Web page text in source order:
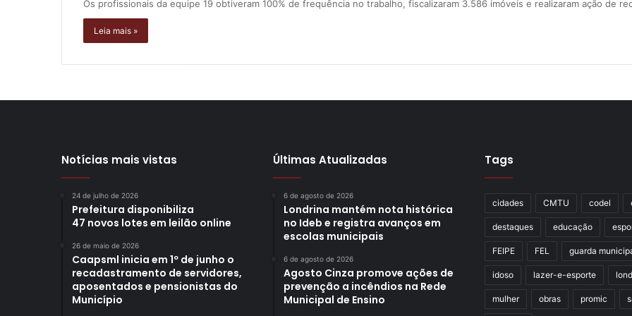
Os profissionais da equipe 19 obtiveram 100% de frequência no trabalho, fiscalizaram 3.586 imóveis e realizaram ação de
Leia mais »
Notícias mais vistas
24 de julho de 2026
Prefeitura disponibiliza
47 novos lotes em leilão online
26 de maio de 2026
Caapsml inicia em 1º de junho o
recadastramento de servidores,
aposentados e pensionistas do
Município
Últimas Atualizadas
6 de agosto de 2026
Londrina mantém nota histórica
no Ideb e registra avanços em
escolas municipais
6 de agosto de 2026
Agosto Cinza promove ações de
prevenção a incêndios na Rede
Municipal de Ensino
Tags
cidades CMTU codel
destaques educação
FEIPE FEL guarda
idoso lazer-e-esporte
mulher obras promic